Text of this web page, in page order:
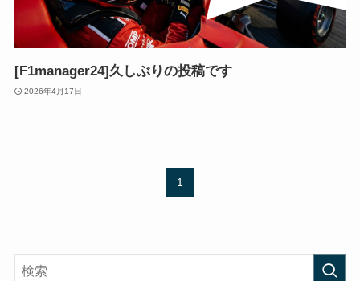
[F1manager24]久しぶりの投稿です
2026年4月17日
1